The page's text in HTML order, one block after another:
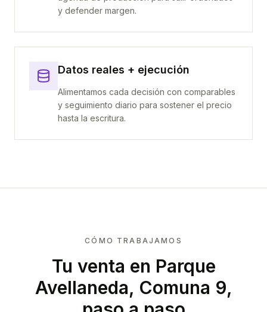
y defender margen.
Datos reales + ejecución
Alimentamos cada decisión con comparables
y seguimiento diario para sostener el precio
hasta la escritura.
CÓMO TRABAJAMOS
Tu venta en Parque
Avellaneda, Comuna 9,